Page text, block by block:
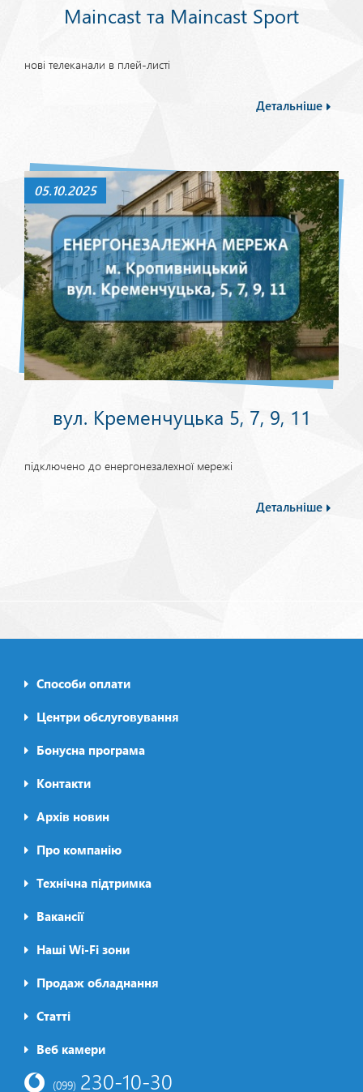
Maincast та Maincast Sport
нові телеканали в плей-листі
Детальніше
05.10.2025
вул. Кременчуцька 5, 7, 9, 11
підключено до енергонезалехної мережі
Детальніше
Footer0
menu
Способи оплати
Центри обслуговування
Бонусна програма
Контакти
Архів новин
Футер2
Про компанію
Технічна підтримка
Вакансії
Наші Wi-Fi зони
Продаж обладнання
Футер3
Статті
Веб камери
(099) 230-10-30